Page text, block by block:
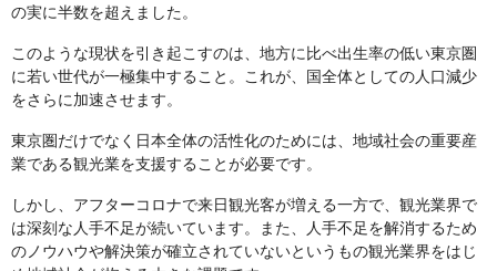
の実に半数を超えました。
このような現状を引き起こすのは、地方に比べ出生率の低い東京圏
に若い世代が一極集中すること。これが、国全体としての人口減少
をさらに加速させます。
東京圏だけでなく日本全体の活性化のためには、地域社会の重要産
業である観光業を支援することが必要です。
しかし、アフターコロナで来日観光客が増える一方で、観光業界で
は深刻な人手不足が続いています。また、人手不足を解消するため
のノウハウや解決策が確立されていないというもの観光業界をはじ